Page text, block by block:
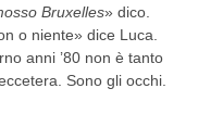
Bruxelles» dico.
o niente» dice Luca.
anni ’80 non è tanto
Sono gli occhi.